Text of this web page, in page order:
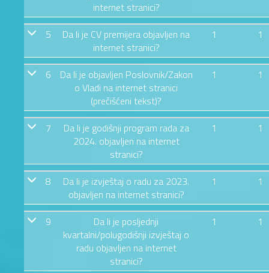
internet stranici?
5
Da li je CV premijera objavljen na
internet stranici?
1 1
6
Da li je objavljen Poslovnik/Zakon
o Vladi na internet stranici
(prečišćeni tekst)?
1 1
7
Da li je godišnji program rada za
2024. objavljen na internet
stranici?
1 1
8
Da li je izvještaj o radu za 2023.
objavljen na internet stranici?
1 1
9
Da li je posljednji
kvartalni/polugodišnji izvještaj o
radu objavljen na internet
stranici?
1 1